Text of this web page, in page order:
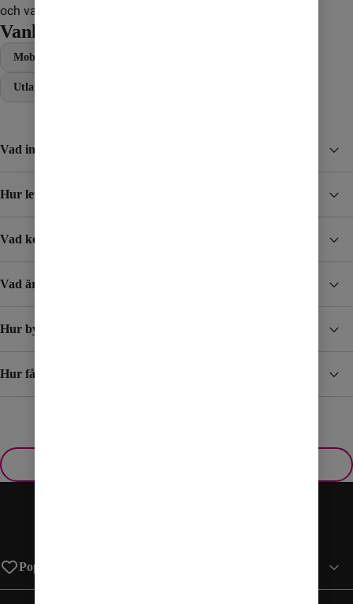
och vad du har kvar.
Vanliga frågor
Mobil
Utland
Vad ingår i abonnemangen?
Hur levereras SIM-kortet?
Vad kostar det att ringa utomlands?
Vad är Resesurf?
Hur byter jag mobilabonnemang?
Hur får jag min faktura?
Populära sidor